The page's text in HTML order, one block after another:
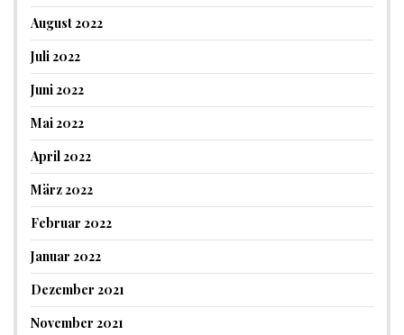
August 2022
Juli 2022
Juni 2022
Mai 2022
April 2022
März 2022
Februar 2022
Januar 2022
Dezember 2021
November 2021